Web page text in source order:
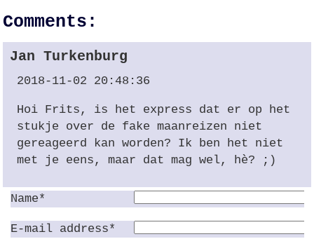
Comments:
Jan Turkenburg
2018-11-02 20:48:36
Hoi Frits, is het express dat er op het
stukje over de fake maanreizen niet
gereageerd kan worden? Ik ben het niet
met je eens, maar dat mag wel, hè? ;)
Name*
E-mail address*